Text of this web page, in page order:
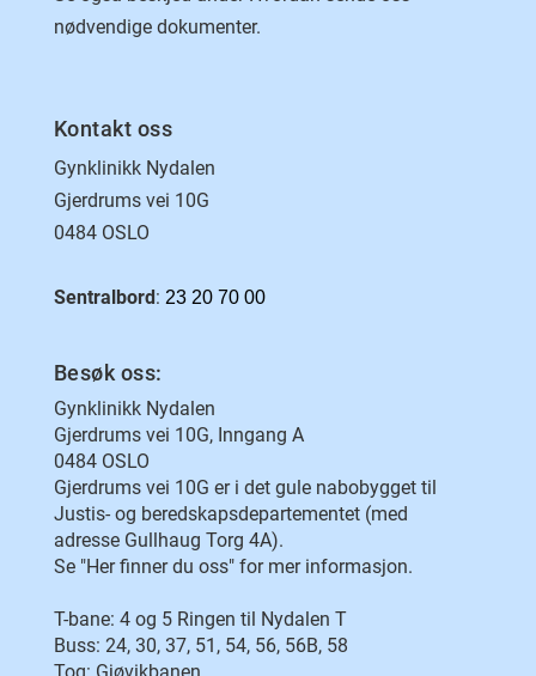
nødvendige dokumenter.
Kontakt oss
Gynklinikk Nydalen
Gjerdrums vei 10G
0484 OSLO
Sentralbord: 23 20 70 00
Besøk oss:
Gynklinikk Nydalen
Gjerdrums vei 10G, Inngang A
0484 OSLO
Gjerdrums vei 10G er i det gule nabobygget til
Justis- og beredskapsdepartementet (med
adresse Gullhaug Torg 4A).
Se "Her finner du oss" for mer informasjon.
T-bane: 4 og 5 Ringen til Nydalen T
Buss: 24, 30, 37, 51, 54, 56, 56B, 58